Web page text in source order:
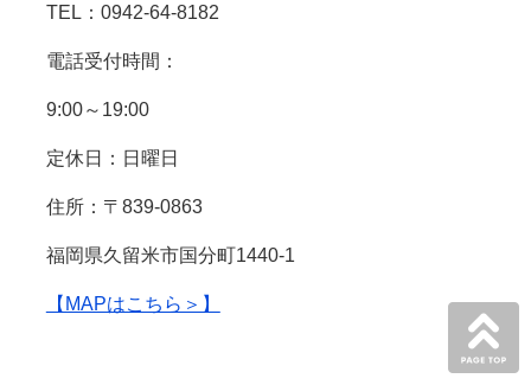
TEL：0942-64-8182
電話受付時間：
9:00～19:00
定休日：日曜日
住所：〒839-0863
福岡県久留米市国分町1440-1
【MAPはこちら＞】